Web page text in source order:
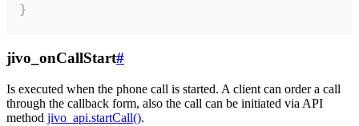
}
jivo_onCallStart#
Is executed when the phone call is started. A client can order a call
through the callback form, also the call can be initiated via API
method jivo_api.startCall().